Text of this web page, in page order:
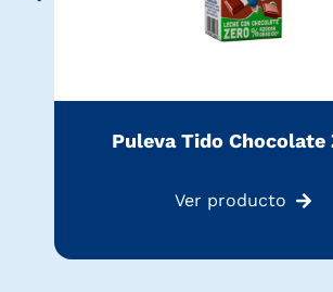
Puleva Tido Chocolate
Ver producto